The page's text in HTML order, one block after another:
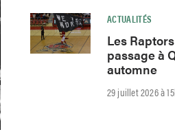
ACTUALITÉS
Les
passage à
automne
29 juillet 2026 à